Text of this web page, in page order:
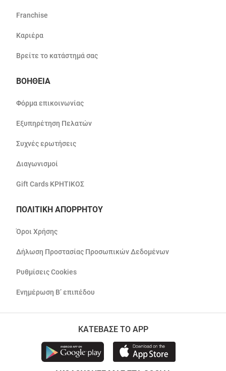
Franchise
Καριέρα
Βρείτε το κατάστημά σας
ΒΟΗΘΕΙΑ
Φόρμα επικοινωνίας
Εξυπηρέτηση Πελατών
Συχνές ερωτήσεις
Διαγωνισμοί
Gift Cards ΚΡΗΤΙΚΟΣ
ΠΟΛΙΤΙΚΗ ΑΠΟΡΡΗΤΟΥ
Όροι Χρήσης
Δήλωση Προστασίας Προσωπικών Δεδομένων
Ρυθμίσεις Cookies
Ενημέρωση Β’ επιπέδου
ΚΑΤΕΒΑΣΕ ΤΟ APP